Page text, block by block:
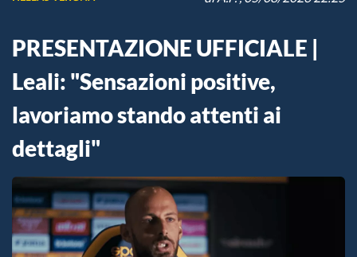
PRESENTAZIONE UFFICIALE |
Leali: "Sensazioni positive,
lavoriamo stando attenti ai
dettagli"